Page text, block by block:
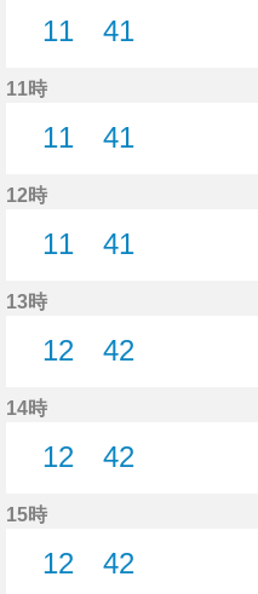
11
41
11時
11
41
12時
11
41
13時
12
42
14時
12
42
15時
12
42